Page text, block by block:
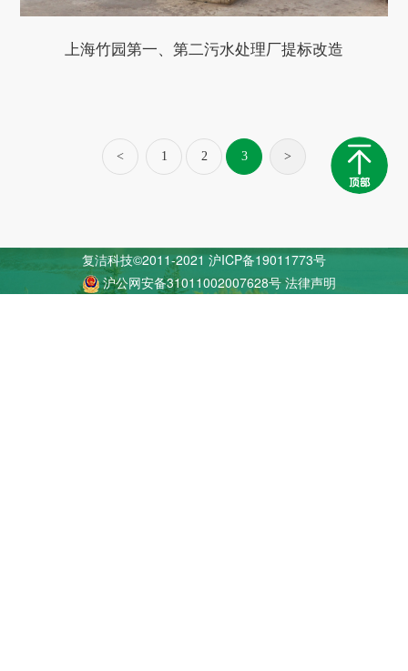
上海竹园第一、第二污水处理厂提标改造
< 1 2 3 >
复洁科技©2011-2021沪ICP备19011773号
沪公网安备31011002007628号 法律声明